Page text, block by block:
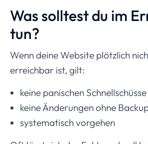
Was solltest du im
tun?
Wenn deine Website plötzlich
erreichbar ist, gilt:
keine panischen Schnellschüsse
keine Änderungen ohne
systematisch vorgehen